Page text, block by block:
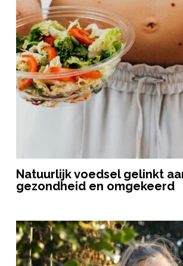
Natuurlijk voedsel gelinkt
gezondheid en omgekeerd